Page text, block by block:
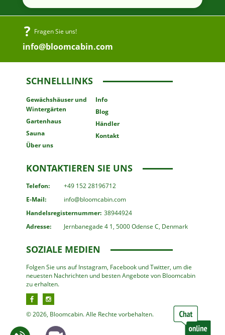
Fragen Sie uns!
info@bloomcabin.com
SCHNELLLINKS
Gewächshäuserund
Wintergärten
Gartenhaus
Sauna
Über uns
Info
Blog
Händler
Kontakt
KONTAKTIEREN SIE UNS
Telefon:
+49 152 28196712
E-Mail:
info@bloomcabin.com
Handelsregisternummer: 38944924
Adresse:
Jernbanegade 4 1, 5000 Odense C, Denmark
SOZIALE MEDIEN
Folgen Sie uns auf Instagram, Facebook und Twitter, um die
neuesten Nachrichten und besten Angebote von Bloomcabin
zu erhalten.
© 2026, Bloomcabin. Alle Rechte vorbehalten.